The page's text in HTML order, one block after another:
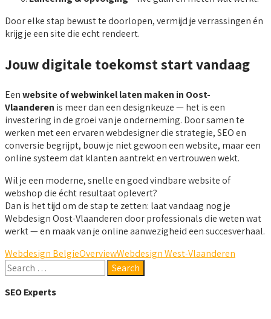
Door elke stap bewust te doorlopen, vermijd je verrassingen én
krijg je een site die echt rendeert.
Jouw digitale toekomst start vandaag
Eenwebsite of webwinkel laten maken in Oost-
Vlaanderen is meer dan een designkeuze — het is een
investering in de groei van je onderneming. Door samen te
werken met een ervaren webdesigner die strategie, SEO en
conversie begrijpt, bouw je niet gewoon een website, maar een
online systeem dat klanten aantrekt en vertrouwen wekt.
Wil je een moderne, snelle en goed vindbare website of
webshop die écht resultaat oplevert?
Dan is het tijd om de stap te zetten: laat vandaag nog je
Webdesign Oost-Vlaanderen door professionals die weten wat
werkt — en maak van je online aanwezigheid een succesverhaal.
Webdesign BelgieOverviewWebdesign West-Vlaanderen
SEO Experts